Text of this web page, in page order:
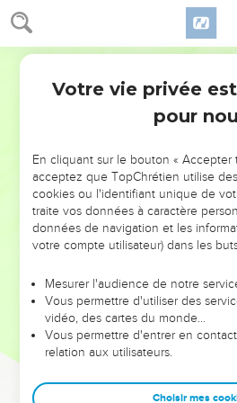
NE MANQUEZ PAS
DE
ET SI LEURS ERREURS
VOTRES ?
leur foi ou leur vision. Mais on voit
et les saisons difficiles qu'ils ont
sont elles qui les ont
Dans cette conférence, leaders,
clés pour avancer avec plus de
Votre vie privée
pour
En cliquant sur le bouton « Accepter
acceptez que TopChrétien utilise
cookies ou l'identifiant unique de
traite vos données à caractère
données de navigation et les
votre compte utilisateur) dans les
Mesurer l'audience de notre
Vous permettre d'utiliser des
vidéo, des cartes du monde…
Vous permettre d'entrer en
relation aux utilisateurs.
Choisir mes